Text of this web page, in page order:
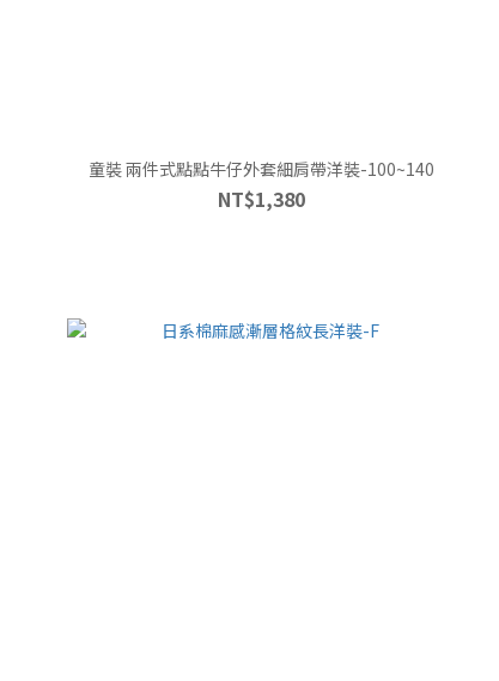
童裝 兩件式點點牛仔外套細肩帶洋裝-100~140
NT$1,380